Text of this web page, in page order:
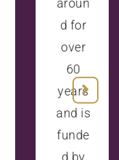
aroun
d for
over
60
years
and is
funde
d by